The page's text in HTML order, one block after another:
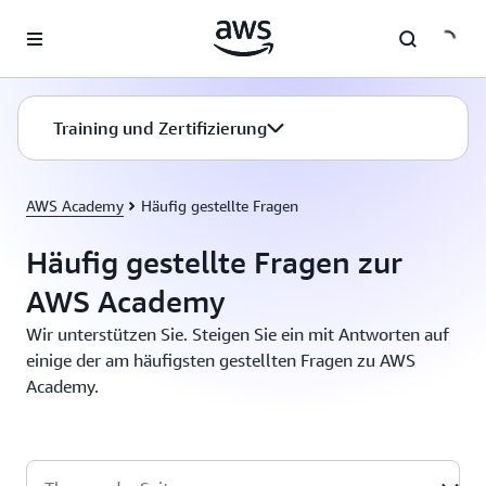
Überspringen zum Hauptinhalt
Training und Zertifizierung
AWS Academy Häufig gestellte Fragen
Häufig gestellte Fragen zur
AWS Academy
Wir unterstützen Sie. Steigen Sie ein mit Antworten auf
einige der am häufigsten gestellten Fragen zu AWS
Academy.